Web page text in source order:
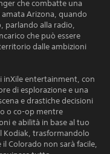
che combatte una
Arizona, quando
parlando alla radio,
che può essere
dalle ambizioni
inXile entertainment, con
di esplorazione e una
e drastiche decisioni
o co-op mentre
e abilità in base al tuo
Kodiak, trasformandolo
Colorado non sarà facile,